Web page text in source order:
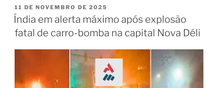
11 DE NOVEMBRO DE 2025
Índia em alerta máximo após explosão
fatal de carro-bomba na capital Nova Déli